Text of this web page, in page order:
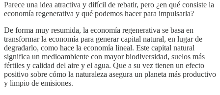
Parece una idea atractiva y difícil de rebatir, pero ¿en qué consiste la
economía regenerativa y qué podemos hacer para impulsarla?
De forma muy resumida, la economía regenerativa se basa en
transformar la economía para generar capital natural, en lugar de
degradarlo, como hace la economía lineal. Este capital natural
significa un medioambiente con mayor biodiversidad, suelos más
fértiles y calidad del aire y el agua. Que a su vez tienen un efecto
positivo sobre cómo la naturaleza asegura un planeta más productivo
y limpio de emisiones.